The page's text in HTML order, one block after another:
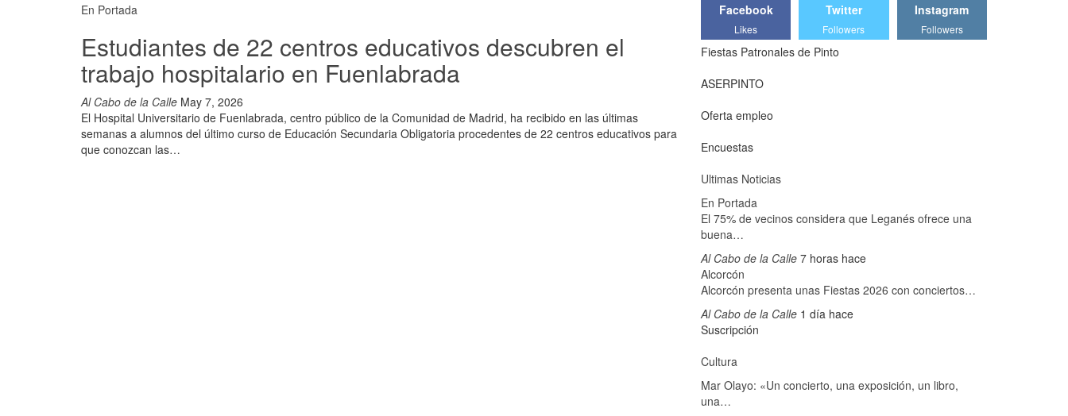
En Portada
Estudiantes de 22 centros educativos descubren el
trabajo hospitalario en Fuenlabrada
Al Cabo de la Calle May 7, 2026
El Hospital Universitario de Fuenlabrada, centro público de la Comunidad de Madrid, ha recibido en las últimas
semanas a alumnos del último curso de Educación Secundaria Obligatoria procedentes de 22 centros educativos para
que conozcan las…
Facebook
Likes
Twitter
Followers
Instagram
Followers
Fiestas Patronales de Pinto
ASERPINTO
Oferta empleo
Encuestas
Ultimas Noticias
En Portada
El 75% de vecinos considera que Leganés ofrece una
buena…
Al Cabo de la Calle 7 horas hace
Alcorcón
Alcorcón presenta unas Fiestas 2026 con conciertos…
Al Cabo de la Calle 1 día hace
Suscripción
Cultura
Mar Olayo: «Un concierto, una exposición, un libro,
una…